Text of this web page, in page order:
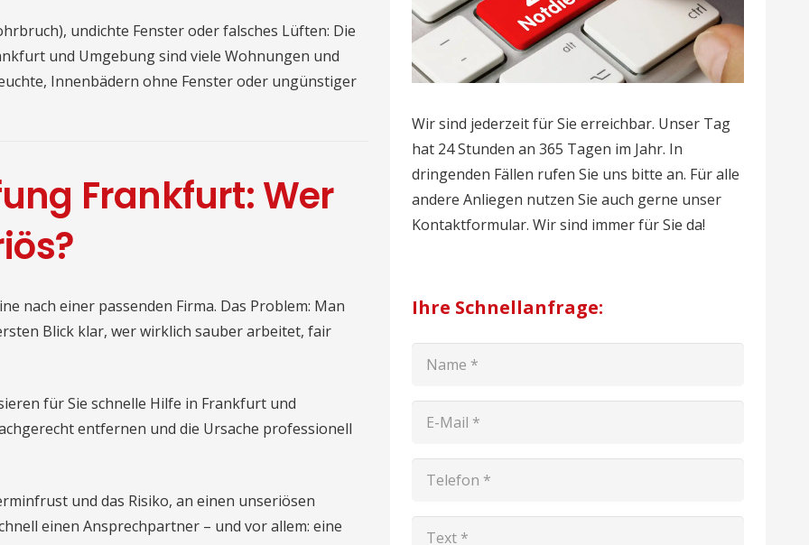
undichte Fenster oder falsches Lüften: Die
und Umgebung sind viele Wohnungen und
Innenbädern ohne Fenster oder ungünstiger
Frankfurt: Wer
nach einer passenden Firma. Das Problem: Man
Blick klar, wer wirklich sauber arbeitet, fair
für Sie schnelle Hilfe in Frankfurt und
entfernen und die Ursache professionell
und das Risiko, an einen unseriösen
einen Ansprechpartner – und vor allem: eine
Wir sind jederzeit für Sie erreichbar. Unser Tag
hat 24 Stunden an 365 Tagen im Jahr. In
dringenden Fällen rufen Sie uns bitte an. Für alle
andere Anliegen nutzen Sie auch gerne unser
Kontaktformular. Wir sind immer für Sie da!
Ihre Schnellanfrage: